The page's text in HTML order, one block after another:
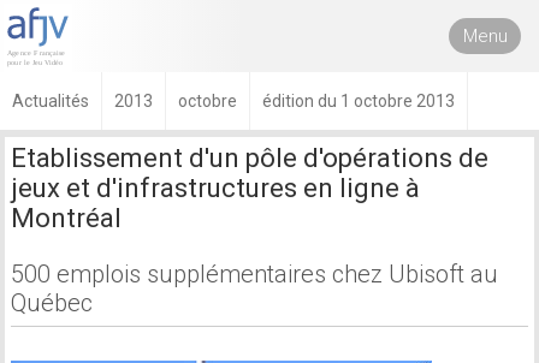
Menu
Actualités 2013 octobre édition du 1 octobre 2013
Etablissement d'un pôle d'opérations de
jeux et d'infrastructures en ligne à
Montréal
500 emplois supplémentaires chez Ubisoft au
Québec